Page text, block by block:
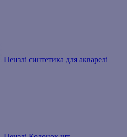
Пензлі синтетика для акварелі